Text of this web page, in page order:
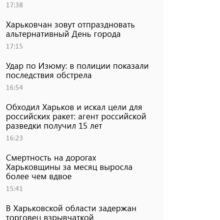
17:38
Харьковчан зовут отпраздновать
альтернативный День города
17:15
Удар по Изюму: в полиции показали
последствия обстрела
16:54
Обходил Харьков и искал цели для
российских ракет: агент российской
разведки получил 15 лет
16:23
Смертность на дорогах
Харьковщины за месяц выросла
более чем вдвое
15:41
В Харьковской области задержан
торговец взрывчаткой